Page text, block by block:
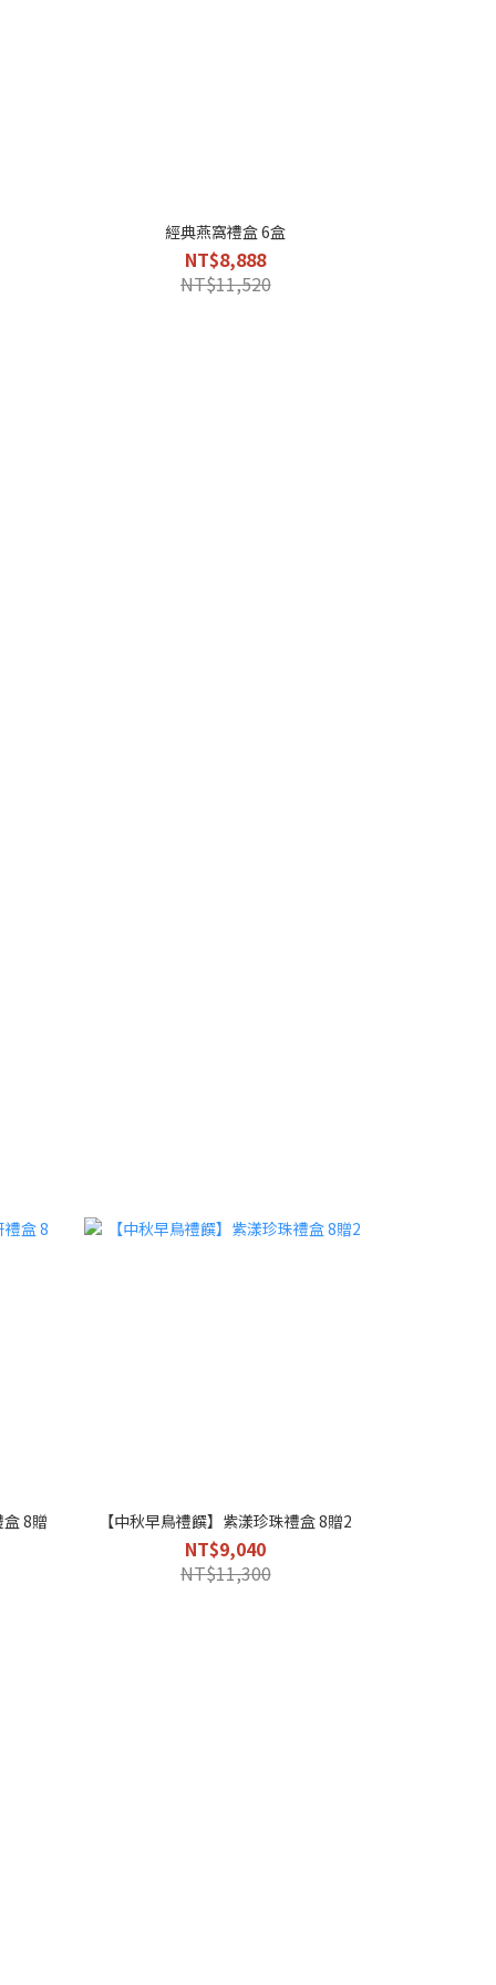
經典燕窩禮盒 6盒
NT$8,888
NT$11,520
8贈 【中秋早鳥禮饌】紫漾珍珠禮盒 8贈2
NT$9,040
NT$11,300